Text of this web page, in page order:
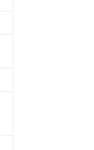
示しないようお願いしま
メンバーズにご登録され
および当社の共同利用者
用することをご了承くだ
るものではありません。
は出荷製品に未対応品が
限り、2022年1月12日よ
響を及ぼさない年数を意